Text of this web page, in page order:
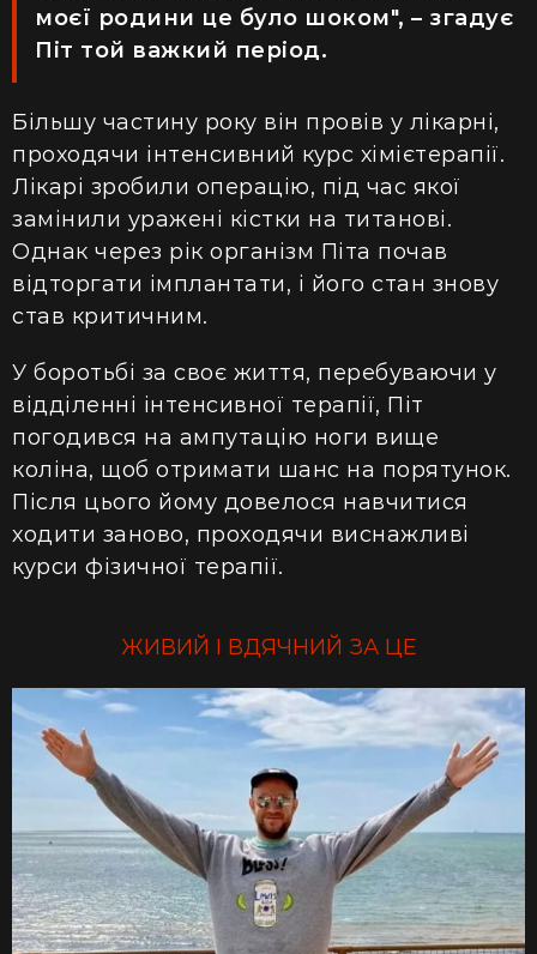
моєї родини це було шоком", – згадує
Піт той важкий період.
Більшу частину року він провів у лікарні,
проходячи інтенсивний курс хімієтерапії.
Лікарі зробили операцію, під час якої
замінили уражені кістки на титанові.
Однак через рік організм Піта почав
відторгати імплантати, і його стан знову
став критичним.
У боротьбі за своє життя, перебуваючи у
відділенні інтенсивної терапії, Піт
погодився на ампутацію ноги вище
коліна, щоб отримати шанс на порятунок.
Після цього йому довелося навчитися
ходити заново, проходячи виснажливі
курси фізичної терапії.
ЖИВИЙ І ВДЯЧНИЙ ЗА ЦЕ